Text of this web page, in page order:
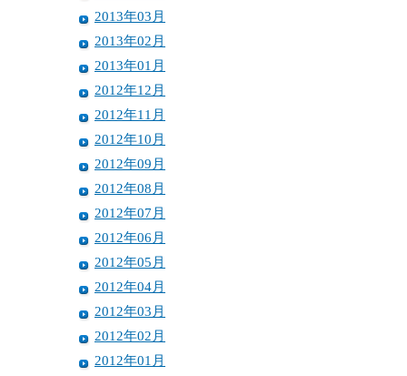
2013年03月
2013年02月
2013年01月
2012年12月
2012年11月
2012年10月
2012年09月
2012年08月
2012年07月
2012年06月
2012年05月
2012年04月
2012年03月
2012年02月
2012年01月